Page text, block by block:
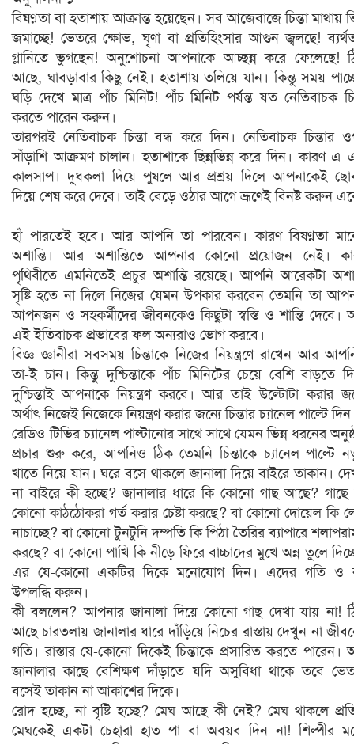
বিষণ্নতা বা হতাশায় আক্রান্ত হয়েছেন। সব আজেবাজে চিন্তা মাথায়
জমাচ্ছে! ভেতরে ক্ষোভ, ঘৃণা বা প্রতিহিংসার আগুন জ্বলছে!
গ্লানিতে ভুগছেন! অনুশোচনা আপনাকে আচ্ছন্ন করে ফেলেছে!
আছে, ঘাবড়াবার কিছু নেই। হতাশায় তলিয়ে যান। কিন্তু সময়
ঘড়ি দেখে মাত্র পাঁচ মিনিট! পাঁচ মিনিট পর্যন্ত যত নেতিবাচক
করতে পারেন করুন।
তারপরই নেতিবাচক চিন্তা বন্ধ করে দিন। নেতিবাচক চিন্তার
সাঁড়াশি আক্রমণ চালান। হতাশাকে ছিন্নভিন্ন করে দিন। কারণ এ
কালসাপ। দুধকলা দিয়ে পুষলে আর প্রশ্রয় দিলে আপনাকেই
দিয়ে শেষ করে দেবে। তাই বেড়ে ওঠার আগে ভ্রূণেই বিনষ্ট করুন
হাঁ পারতেই হবে। আর আপনি তা পারবেন। কারণ বিষণ্নতা
অশান্তি। আর অশান্তিতে আপনার কোনো প্রয়োজন নেই।
পৃথিবীতে এমনিতেই প্রচুর অশান্তি রয়েছে। আপনি আরেকটা
সৃষ্টি হতে না দিলে নিজের যেমন উপকার করবেন তেমনি তা
আপনজন ও সহকর্মীদের জীবনকেও কিছুটা স্বস্তি ও শান্তি দেবে।
এই ইতিবাচক প্রভাবের ফল অন্যরাও ভোগ করবে।
বিজ্ঞ জ্ঞানীরা সবসময় চিন্তাকে নিজের নিয়ন্ত্রণে রাখেন আর
তা-ই চান। কিন্তু দুশ্চিন্তাকে পাঁচ মিনিটের চেয়ে বেশি বাড়তে
দুশ্চিন্তাই আপনাকে নিয়ন্ত্রণ করবে। আর তাই উল্টোটা করার
অর্থাৎ নিজেই নিজেকে নিয়ন্ত্রণ করার জন্যে চিন্তার চ্যানেল পাল্টে
রেডিও-টিভির চ্যানেল পাল্টানোর সাথে সাথে যেমন ভিন্ন ধরনের
প্রচার শুরু করে, আপনিও ঠিক তেমনি চিন্তাকে চ্যানেল পাল্টে
খাতে নিয়ে যান। ঘরে বসে থাকলে জানালা দিয়ে বাইরে তাকান।
না বাইরে কী হচ্ছে? জানালার ধারে কি কোনো গাছ আছে? গাছে
কোনো কাঠঠোকরা গর্ত করার চেষ্টা করছে? বা কোনো দোয়েল কি
নাচাচ্ছে? বা কোনো টুনটুনি দম্পতি কি পিঠা তৈরির ব্যাপারে
করছে? বা কোনো পাখি কি নীড়ে ফিরে বাচ্চাদের মুখে অন্ন তুলে
এর যে-কোনো একটির দিকে মনোযোগ দিন। এদের গতি ও
উপলব্ধি করুন।
কী বললেন? আপনার জানালা দিয়ে কোনো গাছ দেখা যায় না!
আছে চারতলায় জানালার ধারে দাঁড়িয়ে নিচের রাস্তায় দেখুন না
গতি। রাস্তার যে-কোনো দিকেই চিন্তাকে প্রসারিত করতে পারেন।
জানালার কাছে বেশিক্ষণ দাঁড়াতে যদি অসুবিধা থাকে তবে
বসেই তাকান না আকাশের দিকে।
রোদ হচ্ছে, না বৃষ্টি হচ্ছে? মেঘ আছে কী নেই? মেঘ থাকলে
মেঘকেই একটা চেহারা হাত পা বা অবয়ব দিন না! শিল্পীর